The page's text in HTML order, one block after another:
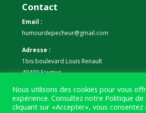
Contact
Email :
humourdepecheur@gmail.com
Adresse :
1bis boulevard Louis Renault
49400 Saumur
Téléphone :
07 59 61 06 63
Nous utilisons des cookies pour vous
expérience. Consultez notre Politique
cliquant sur «Accepter», vous consentez